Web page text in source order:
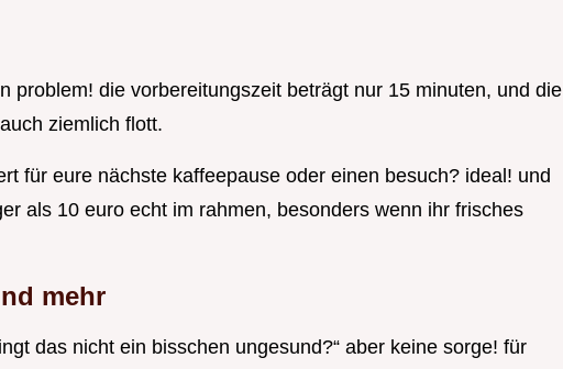
problem! die vorbereitungszeit beträgt nur 15 minuten, und die
ziemlich flott.
für eure nächste kaffeepause oder einen besuch? ideal! und
als 10 euro echt im rahmen, besonders wenn ihr frisches
mehr
das nicht ein bisschen ungesund?“ aber keine sorge! für